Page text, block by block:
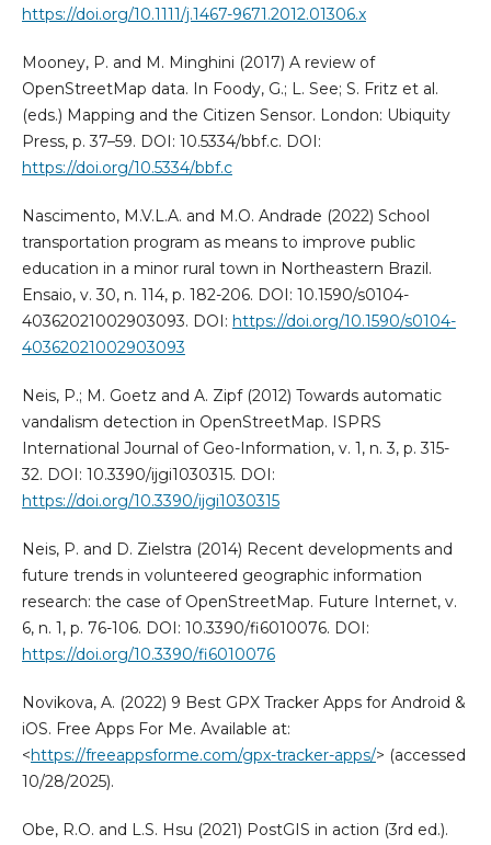
https://doi.org/10.1111/j.1467-9671.2012.01306.x
Mooney, P. and M. Minghini (2017) A review of
OpenStreetMap data. In Foody, G.; L. See; S. Fritz et al.
(eds.) Mapping and the Citizen Sensor. London: Ubiquity
Press, p. 37–59. DOI: 10.5334/bbf.c. DOI:
https://doi.org/10.5334/bbf.c
Nascimento, M.V.L.A. and M.O. Andrade (2022) School
transportation program as means to improve public
education in a minor rural town in Northeastern Brazil.
Ensaio, v. 30, n. 114, p. 182-206. DOI: 10.1590/s0104-
40362021002903093. DOI: https://doi.org/10.1590/s0104-
40362021002903093
Neis, P.; M. Goetz and A. Zipf (2012) Towards automatic
vandalism detection in OpenStreetMap. ISPRS
International Journal of Geo-Information, v. 1, n. 3, p. 315-
32. DOI: 10.3390/ijgi1030315. DOI:
https://doi.org/10.3390/ijgi1030315
Neis, P. and D. Zielstra (2014) Recent developments and
future trends in volunteered geographic information
research: the case of OpenStreetMap. Future Internet, v.
6, n. 1, p. 76-106. DOI: 10.3390/fi6010076. DOI:
https://doi.org/10.3390/fi6010076
Novikova, A. (2022) 9 Best GPX Tracker Apps for Android &
iOS. Free Apps For Me. Available at:
<https://freeappsforme.com/gpx-tracker-apps/> (accessed
10/28/2025).
Obe, R.O. and L.S. Hsu (2021) PostGIS in action (3rd ed.).